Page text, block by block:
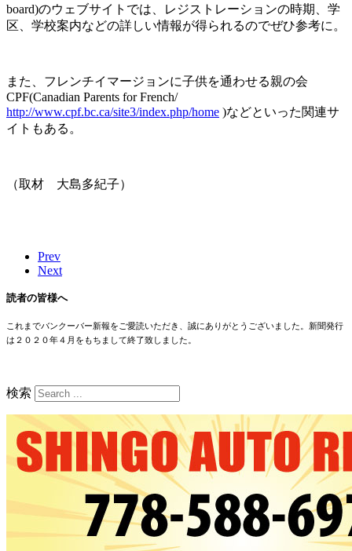
board)のウェブサイトでは、レジストレーションの時期、学
区、学校案内などの詳しい情報が得られるのでぜひ参考に。
また、フレンチイマージョンに子供を通わせる親の会
CPF(Canadian Parents for French/
http://www.cpf.bc.ca/site3/index.php/home )などといった関連サ
イトもある。
（取材 大島多紀子）
Prev
Next
読者の皆様へ
これまでバンクーバー新報をご愛読いただき、誠にありがとうございました。新聞発行
は２０２０年４月をもちまして終了致しました。
検索